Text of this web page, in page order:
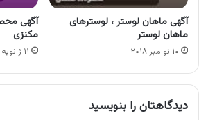
آگهی ماهان لوستر ، لوسترهای
ماهان لوستر
۱۰ نوامبر ۲۰۱۸
آگهی
مکنزی
۱۱ ژانویه ۲۰۲۱
دیدگاهتان را بنویسید